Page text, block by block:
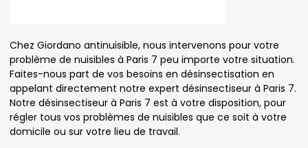
Chez Giordano antinuisible, nous intervenons pour votre
problème de nuisibles à Paris 7 peu importe votre situation.
Faites-nous part de vos besoins en désinsectisation en
appelant directement notre expert désinsectiseur à Paris 7.
Notre désinsectiseur à Paris 7 est à votre disposition, pour
régler tous vos problèmes de nuisibles que ce soit à votre
domicile ou sur votre lieu de travail.